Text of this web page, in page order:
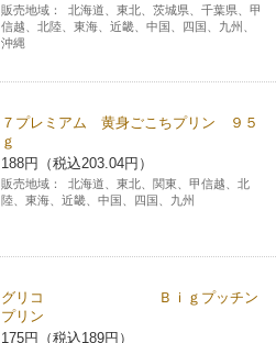
販売地域：
北海道、東北、茨城県、千葉県、甲
信越、北陸、東海、近畿、中国、四国、九州、
沖縄
７プレミアム 黄身ごこちプリン ９５
ｇ
188円（税込203.04円）
販売地域：
北海道、東北、関東、甲信越、北
陸、東海、近畿、中国、四国、九州
グリコ Ｂｉｇプッチン
プリン
175円（税込189円）